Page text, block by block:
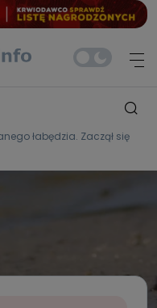
łabędzia. Zaczął się